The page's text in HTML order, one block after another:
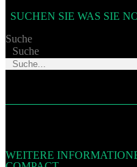
SUCHEN SIE WAS SIE
Suche
Suche
WEITERE